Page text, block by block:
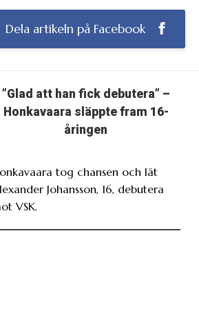
Dela artikeln på Facebook
”Glad att han fick debutera” –
Honkavaara släppte fram 16-
åringen
tog chansen och lät
Johansson, 16, debutera
VSK.